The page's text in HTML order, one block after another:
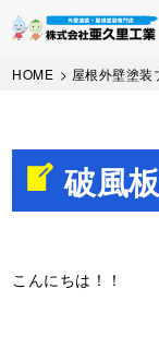
SkipHOME > 屋根外壁塗装
破風
こんにちは！！